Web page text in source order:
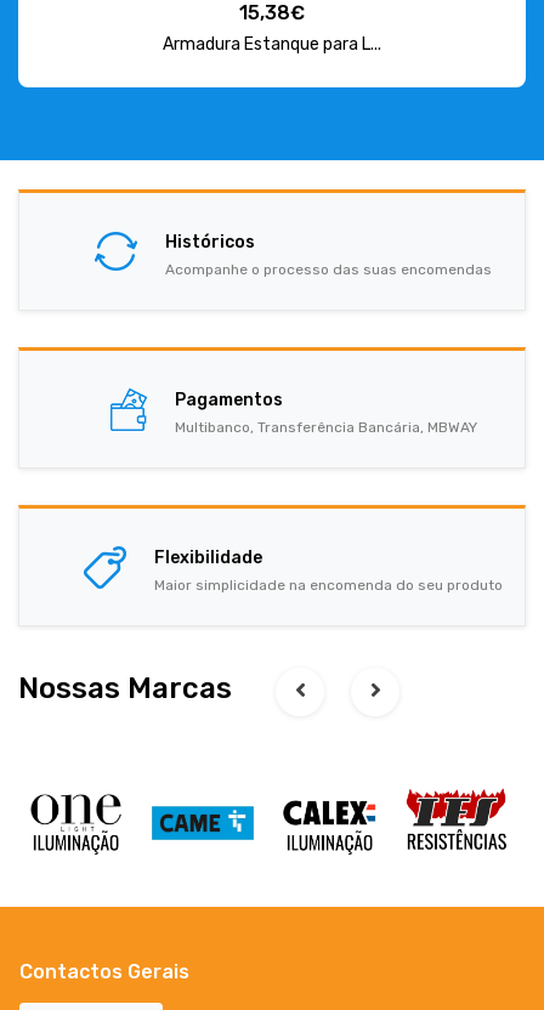
15,38€
Armadura Estanque para L...
Históricos
Acompanhe o processo das suas encomendas
Pagamentos
Multibanco, Transferência Bancária, MBWAY
Flexibilidade
Maior simplicidade na encomenda do seu produto
Nossas Marcas
Contactos Gerais